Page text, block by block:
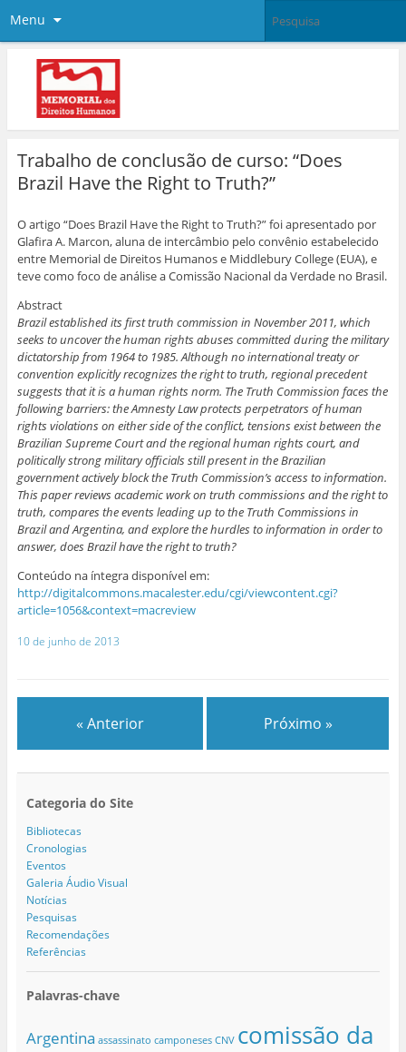
Menu
Trabalho de conclusão de curso: “Does
Brazil Have the Right to Truth?”
O artigo “Does Brazil Have the Right to Truth?” foi apresentado por
Glafira A. Marcon, aluna de intercâmbio pelo convênio estabelecido
entre Memorial de Direitos Humanos e Middlebury College (EUA), e
teve como foco de análise a Comissão Nacional da Verdade no Brasil.
Abstract
Brazil established its first truth commission in November 2011, which
seeks to uncover the human rights abuses committed during the military
dictatorship from 1964 to 1985. Although no international treaty or
convention explicitly recognizes the right to truth, regional precedent
suggests that it is a human rights norm. The Truth Commission faces the
following barriers: the Amnesty Law protects perpetrators of human
rights violations on either side of the conflict, tensions exist between the
Brazilian Supreme Court and the regional human rights court, and
politically strong military officials still present in the Brazilian
government actively block the Truth Commission’s access to information.
This paper reviews academic work on truth commissions and the right to
truth, compares the events leading up to the Truth Commissions in
Brazil and Argentina, and explore the hurdles to information in order to
answer, does Brazil have the right to truth?
Conteúdo na íntegra disponível em:
http://digitalcommons.macalester.edu/cgi/viewcontent.cgi?
article=1056&context=macreview
10 de junho de 2013
« Anterior Próximo »
Categoria do Site
Bibliotecas
Cronologias
Eventos
Galeria Áudio Visual
Notícias
Pesquisas
Recomendações
Referências
Palavras-chave
Argentina assassinato camponeses CNV comissão da